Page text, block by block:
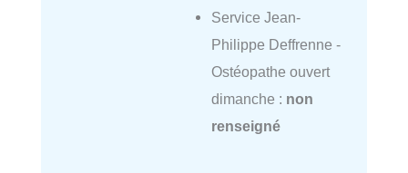
Service Jean-
Philippe Deffrenne -
Ostéopathe ouvert
dimanche : non
renseigné